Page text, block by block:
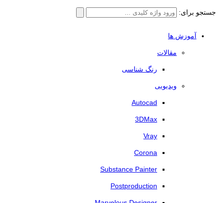
جستجو برای:
آموزش ها
مقالات
رنگ شناسی
ویدیویی
Autocad
3DMax
Vray
Corona
Substance Painter
Postproduction